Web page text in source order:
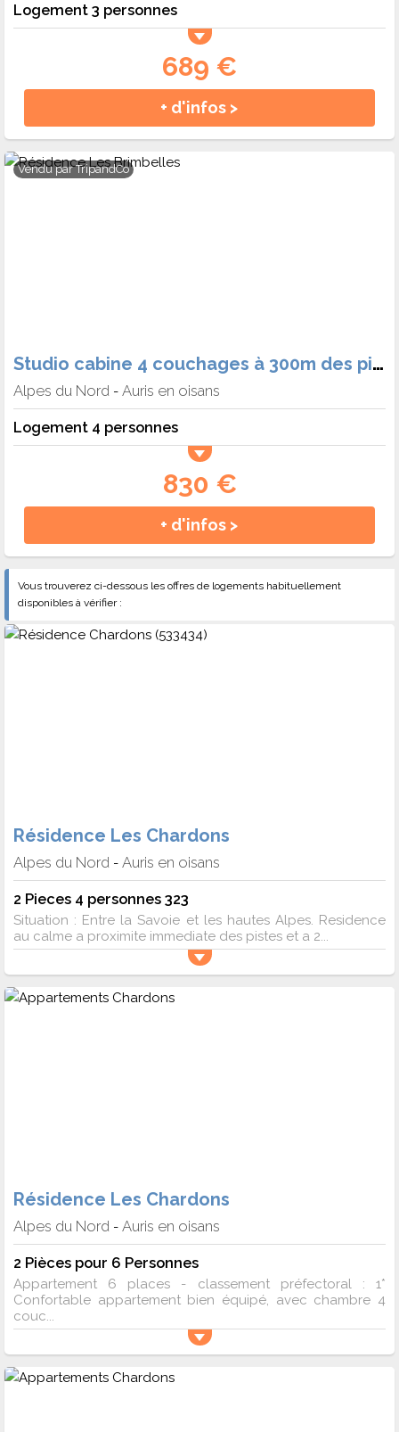
Logement 3 personnes
689 €
+ d'infos >
Vendu parTripandCo
Studio cabine 4 couchages à 300m des pistes - Auris en Oisans - Silenes
Alpes du Nord - Auris en oisans
Logement 4 personnes
830 €
+ d'infos >
Vous trouverez ci-dessous les offres de logements habituellement
disponibles à vérifier :
Résidence Les Chardons
Alpes du Nord - Auris en oisans
2 Pieces 4 personnes 323
Situation : Entre la Savoie et les hautes Alpes. Residence
au calme a proximite immediate des pistes et a 2...
Résidence Les Chardons
Alpes du Nord - Auris en oisans
2 Pièces pour 6 Personnes
Appartement 6 places - classement préfectoral : 1*
Confortable appartement bien équipé, avec chambre 4
couc...